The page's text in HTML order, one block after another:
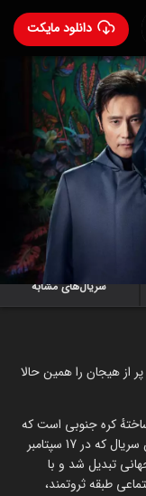
دانلود مایکت
- Squid Game
سریال‌های مشابه
با مسابقات پر از هیجان را همین حالا
کره جنوبی است که
توسط هوانگ دونگ-هیوک ساخته شده است. این سریال که در 17 سپتامبر
تبدیل شد و با
طبقه ثروتمند،